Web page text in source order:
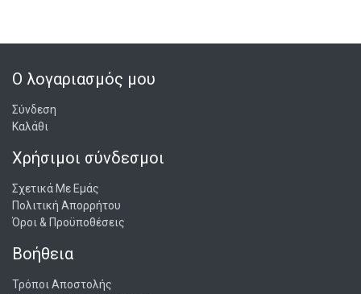
Ο λογαριασμός μου
Σύνδεση
Καλάθι
Χρήσιμοι σύνδεσμοι
Σχετικά Με Εμάς
Πολιτική Απορρήτου
Όροι & Προϋποθέσεις
Βοήθεια
Τρόποι Αποστολής